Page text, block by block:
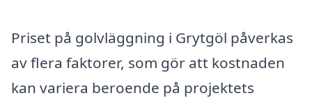
Priset på golvläggning i Grytgöl påverkas
av flera faktorer, som gör att kostnaden
kan variera beroende på projektets